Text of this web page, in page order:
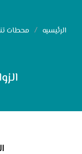
الرئيسيه محطات